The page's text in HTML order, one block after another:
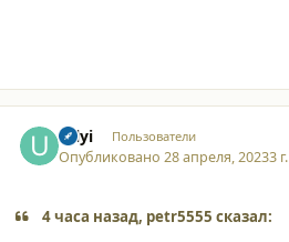
Uilyi Пользователи
Опубликовано28 апреля, 20233 г.
4 часа назад, petr5555 сказал: